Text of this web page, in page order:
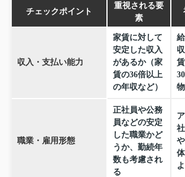
チェックポイント
重視される要
素
収入・支払い能力
家賃に対して
安定した収入
があるか（家
賃の36倍以上
の年収など）
職業・雇用形態
正社員や公務
員などの安定
した職業かど
うか、勤続年
数も考慮され
る